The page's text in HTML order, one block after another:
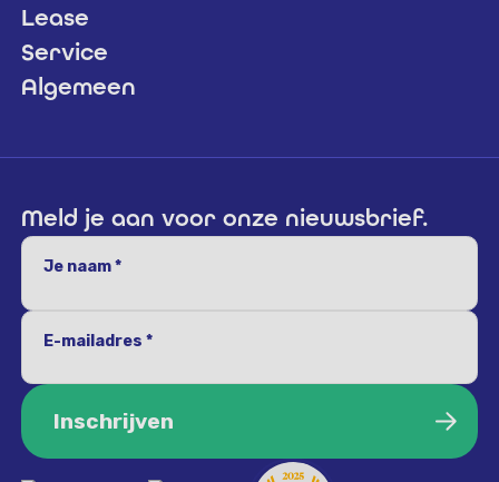
Lease
Service
Algemeen
Meld je aan voor onze nieuwsbrief.
Je naam *
E-mailadres *
Inschrijven